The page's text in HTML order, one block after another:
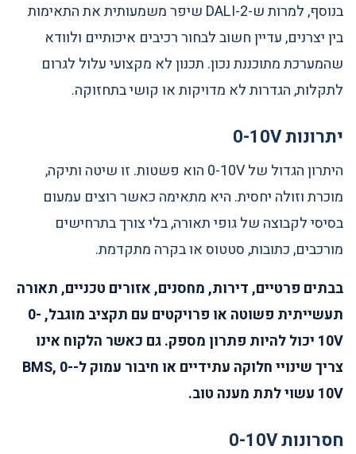
בנוסף, למרות ש-DALI-2 שיפר משמעותית את התאימות
בין יצרנים, עדיין חשוב לבחור רכיבים איכותיים ולוודא
שהמערכת מתוכננת נכון. תכנון לא מקצועי עלול לגרום
לתקלות, הגדרות לא מדויקות או קושי בתחזוקה.
יתרונות 0-10V
היתרון הגדול של 0-10V הוא פשטות. זו שיטה ותיקה,
מוכרת וזולה יחסית. היא מתאימה כאשר רוצים עמעום
בסיסי לקבוצה של גופי תאורה, בלי צורך בתרחישים
מורכבים, כתובות, סטטוס או בקרה מתקדמת.
בבתים פרטיים, דירות, מחסנים, אזורים טכניים, תאורה
תעשייתית פשוטה או פרויקטים עם תקציב מוגבל, 0-
10V יכול להיות פתרון מספק. גם כאשר הלקוח אינו
צריך שינויי חלוקה עתידיים או חיבור עמוק ל-BMS, 0-
10V עשוי לתת מענה טוב.
חסרונות 0-10V